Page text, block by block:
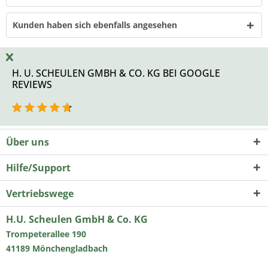
Kunden haben sich ebenfalls angesehen
H. U. SCHEULEN GMBH & CO. KG BEI GOOGLE
REVIEWS
Über uns
Hilfe/Support
Vertriebswege
H.U. Scheulen GmbH & Co. KG
Trompeterallee 190
41189 Mönchengladbach